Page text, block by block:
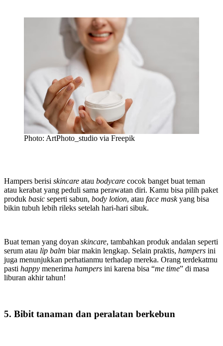
Photo: ArtPhoto_studio via Freepik
Hampers berisi skincare atau bodycare cocok banget buat teman
atau kerabat yang peduli sama perawatan diri. Kamu bisa pilih paket
produk basic seperti sabun, body lotion, atau face maskyang bisa
bikin tubuh lebih rileks setelah hari-hari sibuk.
Buat teman yang doyan skincare, tambahkan produk andalan seperti
serum atau lip balm biar makin lengkap. Selain praktis, hampers ini
juga menunjukkan perhatianmu terhadap mereka. Orang terdekatmu
pasti happy menerima hampers ini karena bisa “me time” di masa
liburan akhir tahun!
5. Bibit tanaman dan peralatan berkebun